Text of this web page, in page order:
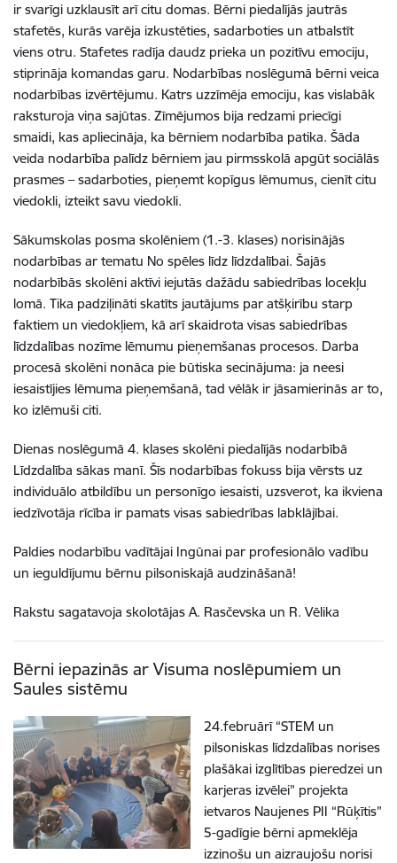
ir svarīgi uzklausīt arī citu domas. Bērni piedalījās jautrās
stafetēs, kurās varēja izkustēties, sadarboties un atbalstīt
viens otru. Stafetes radīja daudz prieka un pozitīvu emociju,
stiprināja komandas garu. Nodarbības noslēgumā bērni veica
nodarbības izvērtējumu. Katrs uzzīmēja emociju, kas vislabāk
raksturoja viņa sajūtas. Zīmējumos bija redzami priecīgi
smaidi, kas apliecināja, ka bērniem nodarbība patika. Šāda
veida nodarbība palīdz bērniem jau pirmsskolā apgūt sociālās
prasmes – sadarboties, pieņemt kopīgus lēmumus, cienīt citu
viedokli, izteikt savu viedokli.
Sākumskolas posma skolēniem (1.-3. klases) norisinājās
nodarbības ar tematu No spēles līdz līdzdalībai. Šajās
nodarbībās skolēni aktīvi iejutās dažādu sabiedrības locekļu
lomā. Tika padziļināti skatīts jautājums par atšķirību starp
faktiem un viedokļiem, kā arī skaidrota visas sabiedrības
līdzdalības nozīme lēmumu pieņemšanas procesos. Darba
procesā skolēni nonāca pie būtiska secinājuma: ja neesi
iesaistījies lēmuma pieņemšanā, tad vēlāk ir jāsamierinās ar to,
ko izlēmuši citi.
Dienas noslēgumā 4. klases skolēni piedalījās nodarbībā
Līdzdalība sākas manī. Šīs nodarbības fokuss bija vērsts uz
individuālo atbildību un personīgo iesaisti, uzsverot, ka ikviena
iedzīvotāja rīcība ir pamats visas sabiedrības labklājībai.
Paldies nodarbību vadītājai Ingūnai par profesionālo vadību
un ieguldījumu bērnu pilsoniskajā audzināšanā!
Rakstu sagatavoja skolotājas A. Rasčevska un R. Vēlika
Bērni iepazinās ar Visuma noslēpumiem un
Saules sistēmu
24.februārī “STEM un
pilsoniskas līdzdalības norises
plašākai izglītības pieredzei un
karjeras izvēlei” projekta
ietvaros Naujenes PII “Rūķītis”
5-gadīgie bērni apmeklēja
izzinošu un aizraujošu norisi